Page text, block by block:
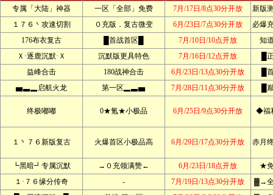
专属「大陆」神器
一区「全部」免费 7月/17日/8点30分开放
新版
１７６丶攻速切割
０充版．复古微变 6月/23日/7点30分开放
必爆
176布衣复古
█首战首区█ 7月/10日/10点开放
知
Ｘ·逐鹿沉默·Ｘ
沉默版更具特色 7月/16日/12点开放
█
益峰合击
180战神合击 6月/23日/13点30分开放
█
▅▃▂启航火龙
第一区▂▃▅ 7月/28日/11点30分开放 █
终极嘟嘟 0★氪★小极品 6月/25日/9点30分开放 ◆福
１丶７６新版复古 火爆首区小极品高 6月/29日/17点30分开放 赤月
┗黑暗┛专属沉默 →０充领满赞← 6月/23日/18点开放
★
１·７６缘分传奇
- 7月/19日/13点30分开放
▓→